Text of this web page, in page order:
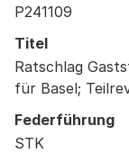
P241109
Titel
Ratschlag
für Basel;
Federführung
STK